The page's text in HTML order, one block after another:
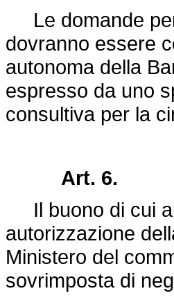
Le domande
dovranno essere
autonoma della
espresso da uno
consultiva per la
Art. 6.
Il buono di cui
autorizzazione
Ministero del
sovrimposta di